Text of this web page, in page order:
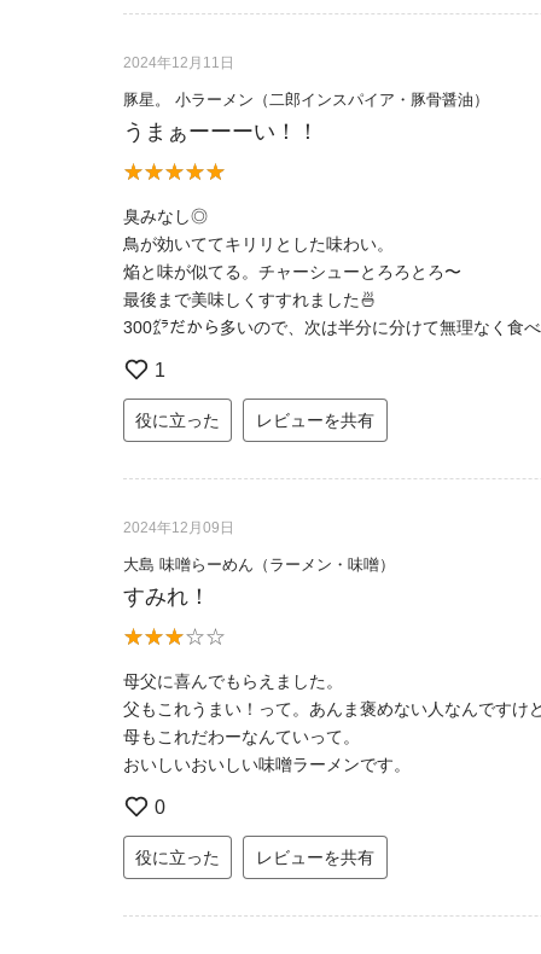
2024年12月11日
豚星。 小ラーメン（二郎インスパイア・豚骨醤油）
うまぁーーーい！！
臭みなし◎
鳥が効いててキリリとした味わい。
焔と味が似てる。チャーシューとろろとろ〜
最後まで美味しくすすれました🍜
300㌘だから多いので、次は半分に分けて無理なく食
1
役に立った レビューを共有
2024年12月09日
大島 味噌らーめん（ラーメン・味噌）
すみれ！
母父に喜んでもらえました。
父もこれうまい！って。あんま褒めない人なんですけ
母もこれだわーなんていって。
おいしいおいしい味噌ラーメンです。
0
役に立った レビューを共有